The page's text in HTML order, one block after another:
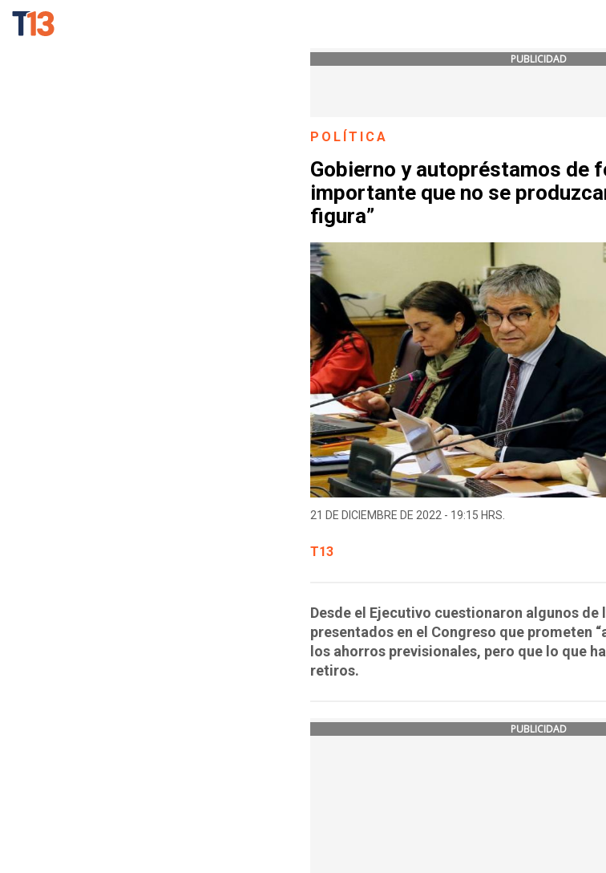
PUBLICIDAD
POLÍTICA
Gobierno y autopréstamos de
importante que no se
figura”
21 DE DICIEMBRE DE 2022 - 19:15 HRS.
T13
Desde el Ejecutivo cuestionaron algunos de
presentados en el Congreso que prometen
los ahorros previsionales, pero que lo que
retiros.
PUBLICIDAD